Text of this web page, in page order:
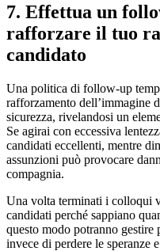
7. Effettua un
rafforzare il tuo
candidato
Una politica di follow-up
rafforzamento dell’immagine
sicurezza, rivelandosi un
Se agirai con eccessiva
candidati eccellenti, mentre
assunzioni può provocare
compagnia.
Una volta terminati i colloqui
candidati perché sappiano
questo modo potranno
invece di perdere le speranze